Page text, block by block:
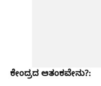
ಕೇಂದ್ರದ ಆತಂಕವೇನು?: